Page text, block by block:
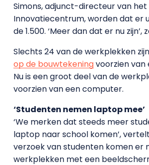
Simons, adjunct-directeur van het
Innovatiecentrum, worden dat er
de 1.500. ‘Meer dan dat er nu zijn’,
Slechts 24 van de werkplekken zijn
op de bouwtekeningvoorzien van
Nu is een groot deel van de
voorzien van een computer.
‘Studenten nemen laptop mee’
‘We merken dat steeds meer
laptop naar school komen’,
verzoek van studenten komen er
werkplekken met een